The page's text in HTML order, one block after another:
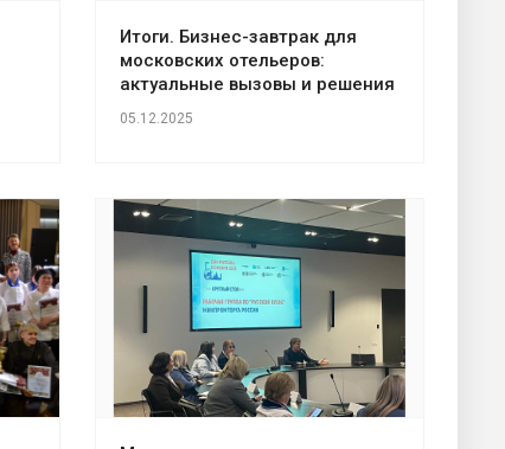
Итоги. Бизнес-завтрак для
московских отельеров:
актуальные вызовы и решения
05.12.2025